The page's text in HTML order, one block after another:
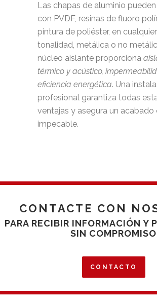
Las chapas de aluminio
con PVDF, resinas de fluoro
pintura de poliéster, en cualquier
tonalidad, metálica o no
núcleo aislante proporciona
térmico y acústico,
eficiencia energética. Una
profesional garantiza todas
ventajas y asegura un acabado
impecable.
CONTACTE CON
PARA RECIBIR INFORMACIÓN Y
SIN COMPROMISO
CONTACTO